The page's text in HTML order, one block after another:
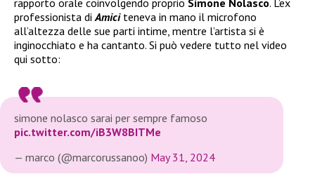
rapporto orale coinvolgendo proprio Simone Nolasco. L’ex
professionista diAmici teneva in mano il microfono
all’altezza delle sue parti intime, mentre l’artista si è
inginocchiato e ha cantanto. Si può vedere tutto nel video
qui sotto:
simone nolasco sarai per sempre famoso
pic.twitter.com/iB3W8BITMe
— marco (@marcorussanoo) May 31, 2024